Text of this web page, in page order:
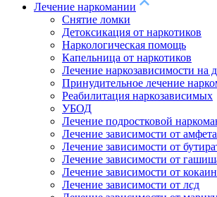
Лечение наркомании
Снятие ломки
Детоксикация от наркотиков
Наркологическая помощь
Капельница от наркотиков
Лечение наркозависимости на
Принудительное лечение
Реабилитация наркозависимых
УБОД
Лечение подростковой
Лечение зависимости от
Лечение зависимости от
Лечение зависимости от
Лечение зависимости от
Лечение зависимости от лсд